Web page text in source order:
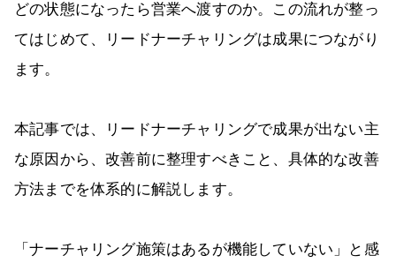
どの状態になったら営業へ渡すのか。この流れが整っ
てはじめて、リードナーチャリングは成果につながり
ます。
本記事では、リードナーチャリングで成果が出ない主
な原因から、改善前に整理すべきこと、具体的な改善
方法までを体系的に解説します。
「ナーチャリング施策はあるが機能していない」と感